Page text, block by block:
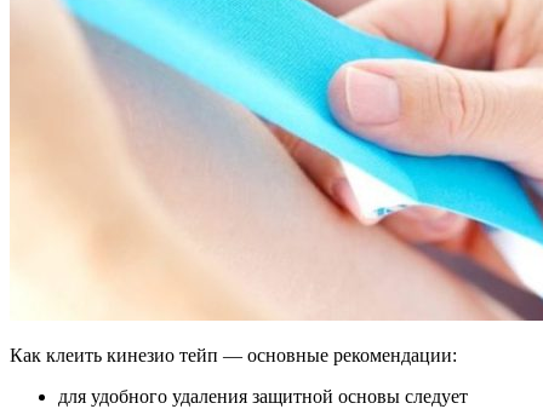
Как клеить кинезио тейп — основные рекомендации:
для удобного удаления защитной основы следует